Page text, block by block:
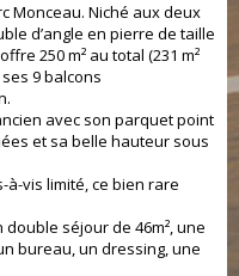
Monceau. Niché aux deux
d’angle en pierre de taille
250 m² au total (231 m²
9 balcons
avec son parquet point
et sa belle hauteur sous
à-vis limité, ce bien rare
double séjour de 46m², une
bureau, un dressing, une